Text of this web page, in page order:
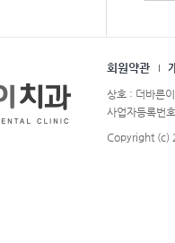
회원약관
상호 : 더바른
사업자등록번
Copyright (c)